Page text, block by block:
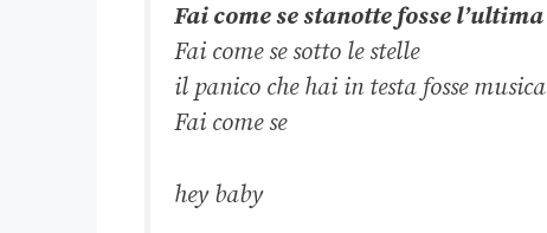
Fai come se stanotte fosse l’ultima
Fai come se sotto le stelle
il panico che hai in testa fosse musica
Fai come se
hey baby